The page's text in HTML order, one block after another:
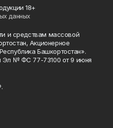
18+
данных
и средствам массовой
Акционерное
Башкортостан».
Эл № ФС 77-73100 от 9 июня